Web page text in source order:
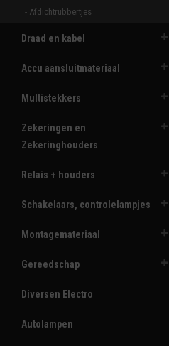
- Afdichtrubbertjes
Draad en kabel
Accu aansluitmateriaal
Multistekkers
Zekeringen en
Zekeringhouders
Relais + houders
Schakelaars, controlelampjes
Montagemateriaal
Gereedschap
Diversen Electro
Autolampen